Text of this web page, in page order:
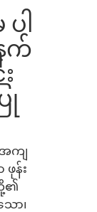
ါ
က်
ကျ
ဖုန်း
၏
ာ၊